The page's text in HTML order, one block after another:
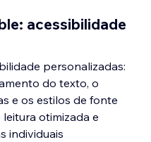
acessibilidade
personalizadas:
do texto, o
e os estilos de fonte
otimizada e
individuais